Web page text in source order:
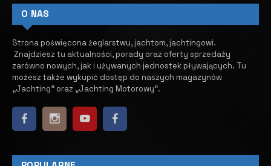
bezstresowe żeglowanie?
10 CZERWCA, 2025